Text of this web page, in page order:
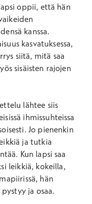
oppii, että hän
kanssa.
kasvatuksessa,
siitä, mitä saa
sisäisten rajojen
lähtee siis
ihmissuhteissa
Jo pienenkin
ja tutkia
Kun lapsi saa
leikkiä, kokeilla,
hän
ja osaa.